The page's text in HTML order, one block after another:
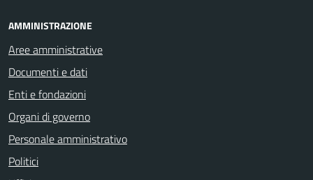
AMMINISTRAZIONE
Aree amministrative
Documenti e dati
Enti e fondazioni
Organi di governo
Personale amministrativo
Politici